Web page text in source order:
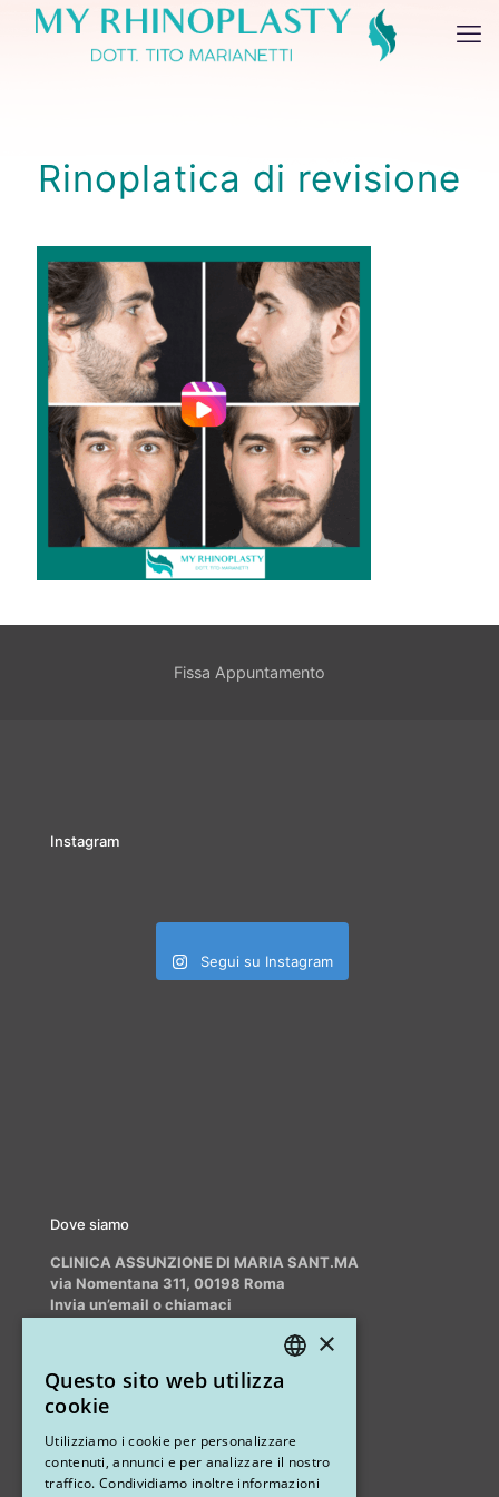
Rinoplatica di revisione
Fissa Appuntamento
Instagram
Segui su Instagram
Dove siamo
CLINICA ASSUNZIONE DI MARIA SANT.MA
via Nomentana 311, 00198 Roma
Invia un’email o chiamaci
Altri studi
STUDIO MARIANETTI MED
×
Questo sito web utilizza
cookie
Utilizziamo i cookie per personalizzare
contenuti, annunci e per analizzare il nostro
traffico. Condividiamo inoltre informazioni